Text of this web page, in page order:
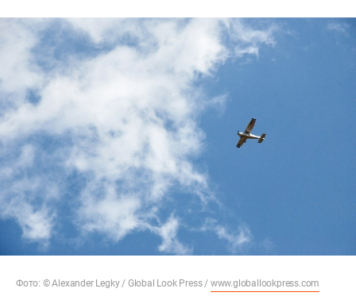
Фото: © Alexander Legky / Global Look Press / www.globallookpress.com